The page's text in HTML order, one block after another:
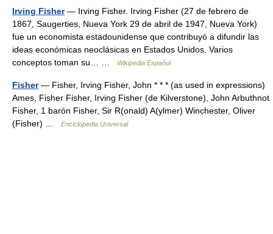
Irving Fisher— Irving Fisher. Irving Fisher (27 de febrero de
1867, Saugerties, Nueva York 29 de abril de 1947, Nueva York)
fue un economista estadounidense que contribuyó a difundir las
ideas económicas neoclásicas en Estados Unidos. Varios
conceptos toman su… …
Wikipedia Español
Fisher— Fisher, Irving Fisher, John * * * (as used in expressions)
Ames, Fisher Fisher, Irving Fisher (de Kilverstone), John Arbuthnot
Fisher, 1 barón Fisher, Sir R(onald) A(ylmer) Winchester, Oliver
(Fisher) …
Enciclopedia Universal